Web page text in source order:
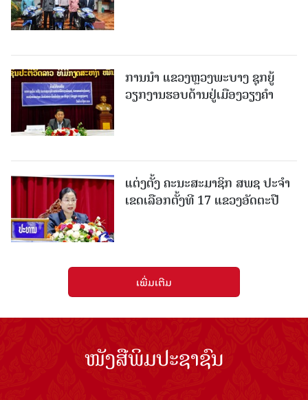
ການນຳ ແຂວງຫຼວງພະບາງ ຊຸກຍູ້
ວຽກງານຮອບດ້ານຢູ່ເມືອງວຽງຄໍາ
ແຕ່ງຕັ້ງ ຄະນະສະມາຊິກ ສພຊ ປະຈຳ
ເຂດເລືອກຕັ້ງທີ 17 ແຂວງອັດຕະປື
ເພີ່ມເຕີມ
ໜັງສືພິມປະຊາຊົນ